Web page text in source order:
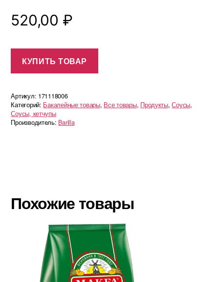
520,00 ₽
КУПИТЬ ТОВАР
Артикул: 171118006
Категорий: Бакалейные товары, Все товары, Продукты,Соусы,
Соусы, кетчупы
Производитель: Barilla
Похожие товары